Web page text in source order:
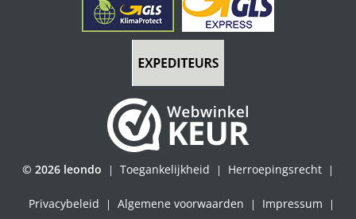
© 2026 leondo | Toegankelijkheid | Herroepingsrecht |
Privacybeleid | Algemene voorwaarden | Impressum |